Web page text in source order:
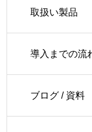
取扱い製品
導入までの流
ブログ / 資料